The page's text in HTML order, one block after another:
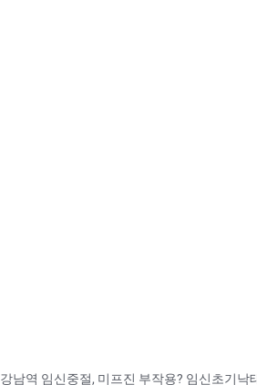
강남역 임신중절, 미프진 부작용? 임신초기낙